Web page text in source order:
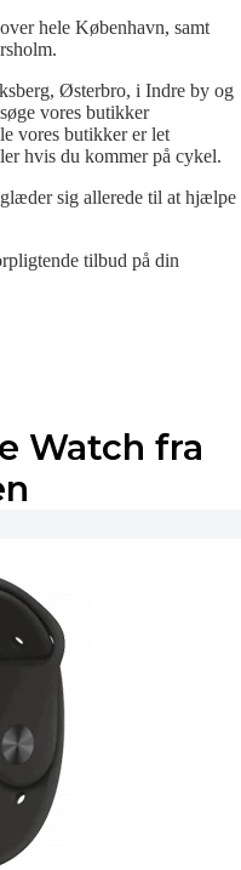
hele København, samt
Østerbro, i Indre by og
vores butikker
vores butikker er let
hvis du kommer på cykel.
sig allerede til at hjælpe
tilbud på din
Watch fra